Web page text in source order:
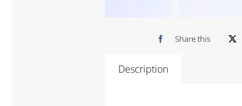
Share this
Description